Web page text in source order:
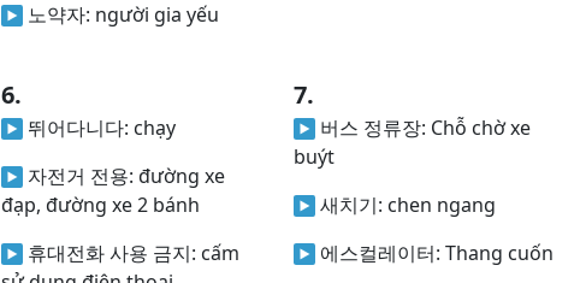
노약자: người gia yếu
6.
뛰어다니다: chạy
자전거 전용: đường xe
đạp, đường xe 2 bánh
휴대전화 사용 금지: cấm
7.
버스 정류장: Chỗ chờ xe
buýt
새치기: chen ngang
에스컬레이터: Thang cuốn